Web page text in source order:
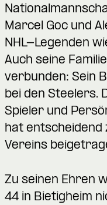
Marcel Goc und
NHL-Legenden
Auch seine
verbunden: Sein
bei den Steelers.
Spieler und
hat entscheidend
Vereins
Zu seinen Ehren
44 in Bietigheim